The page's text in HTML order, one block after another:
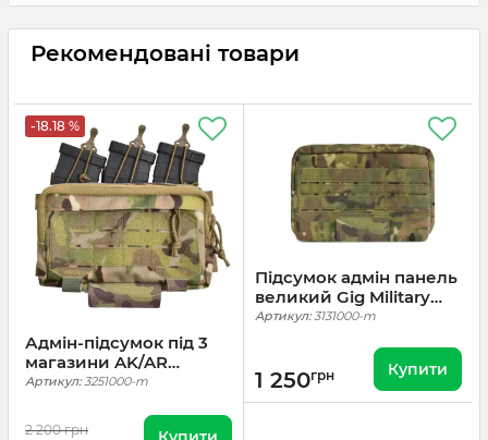
Рекомендовані товари
-18.18 %
Адмін-підсумок під 3
магазини AK/AR
Tactical Series. Cordura
Артикул:3251000-m
2 200 грн
Підсумок адмін панель
великий Gig Military
Admin. Cordura 1000.
Артикул:3131000-m
1 250грн Купити